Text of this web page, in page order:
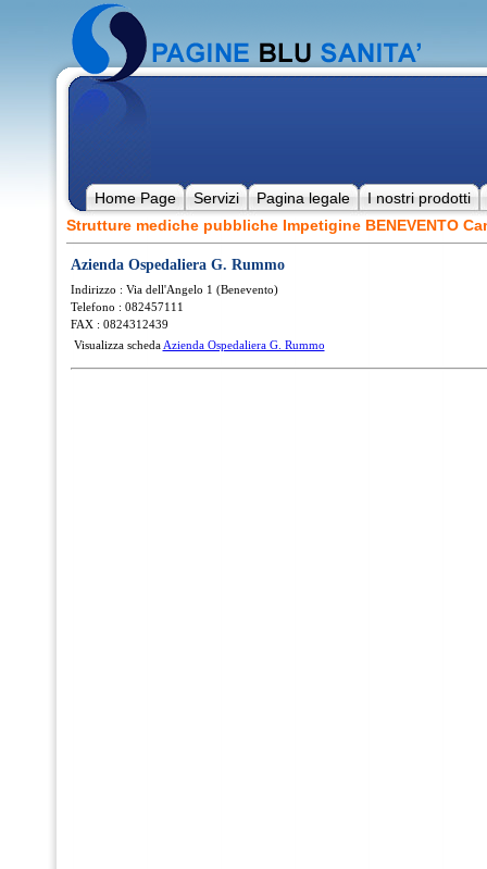
Home Page Servizi Pagina legale
I nostri prodotti
Strutture mediche pubbliche Impetigine BENEVENTO
Azienda Ospedaliera G. Rummo
Indirizzo : Via dell'Angelo 1 (Benevento)
Telefono : 082457111
FAX : 0824312439
Visualizza scheda Azienda Ospedaliera G. Rummo